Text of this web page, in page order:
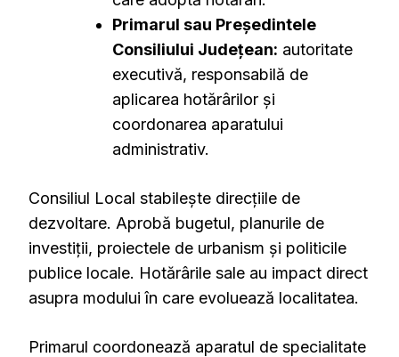
Primarul sau Președintele
Consiliului Județean: autoritate
executivă, responsabilă de
aplicarea hotărârilor și
coordonarea aparatului
administrativ.
Consiliul Local stabilește direcțiile de
dezvoltare. Aprobă bugetul, planurile de
investiții, proiectele de urbanism și politicile
publice locale. Hotărârile sale au impact direct
asupra modului în care evoluează localitatea.
Primarul coordonează aparatul de specialitate